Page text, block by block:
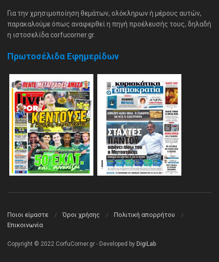
Για την χρησιμοποίηση θεμάτων, ολόκληρων ή μέρους αυτών,
παρακαλούμε όπως αναφερθεί η πηγή προέλευσής τους, δηλαδή
η ιστοσελίδα corfucorner.gr.
Πρωτοσέλιδα Εφημερίδων
Ποιοι είμαστε Όροι χρήσης
Πολιτική απορρήτου
Επικοινωνία
Copyright © 2022 CorfuCorner.gr - Developed by DigiLab